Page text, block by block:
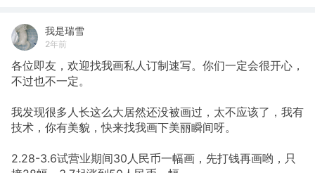
我是瑞雪
2年前
各位即友，欢迎找我画私人订制速写。你们一定会很开心，
不过也不一定。
我发现很多人长这么大居然还没被画过，太不应该了，我有
技术，你有美貌，快来找我画下美丽瞬间呀。
2.28-3.6试营业期间30人民币一幅画，先打钱再画哟，只